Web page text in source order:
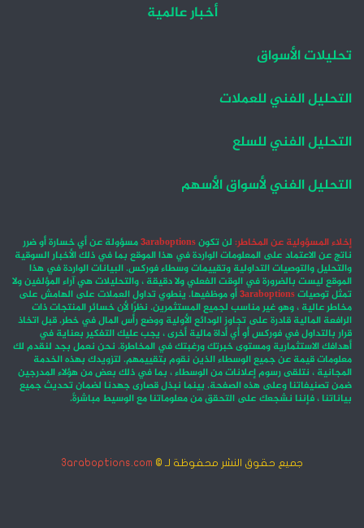
أخبار عالمية
تحليلات الأسواق
التحليل الفني للعملات
التحليل الفني للسلع
التحليل الفني لأسواق الأسهم
إخلاء المسؤولية عن المخاطر: لن تكون3araboptionsمسؤولة عن أي خسارة أو ضرر
ناتج عن الاعتماد على المعلومات الواردة في هذا الموقع بما في ذلك الأخبار السوقية
والتحليل والتوصيات التداولية وتقييمات وسطاء فوركس. البيانات الواردة في هذا
الموقع ليست بالضرورة في الوقت الفعلي ولا دقيقة ، والتحليلات هي آراء المؤلفين ولا
تمثل توصيات3araboptionsأو موظفيها. ينطوي تداول العملات على الهامش على
مخاطر عالية ، وهو غير مناسب لجميع المستثمرين. نظرًا لأن خسائر المنتجات ذات
الرافعة المالية قادرة على تجاوز الودائع الأولية ووضع رأس المال في خطر. قبل اتخاذ
قرار بالتداول في فوركس أو أي أداة مالية أخرى ، يجب عليك التفكير بعناية في
أهدافك الاستثمارية ومستوى خبرتك ورغبتك في المخاطرة. نحن نعمل بجد لنقدم لك
معلومات قيمة عن جميع الوسطاء الذين نقوم بتقييمهم. لتزويدك بهذه الخدمة
المجانية ، نتلقى رسوم إعلانات من الوسطاء ، بما في ذلك بعض من هؤلاء المدرجين
ضمن تصنيفاتنا وعلى هذه الصفحة. بينما نبذل قصارى جهدنا لضمان تحديث جميع
بياناتنا ، فإننا نشجعك على التحقق من معلوماتنا مع الوسيط مباشرةً.
جميع حقوق النشر محفوظة لـ © 3araboptions.com